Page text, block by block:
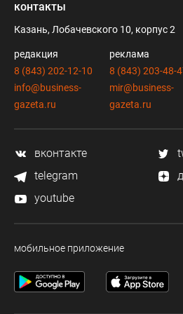
тут много проблем. Многие из
контакты
Казань, Лобачевского 10, корпус 2
редакция
8 (843) 202-12-10
info@business-
gazeta.ru
реклама
8 (843) 203-48-
mir@business-
gazeta.ru
вконтакте
telegram
youtube
мобильное приложение